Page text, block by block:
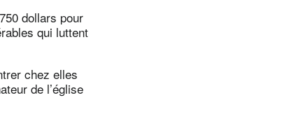
dollars pour
qui luttent
chez elles
de l’église